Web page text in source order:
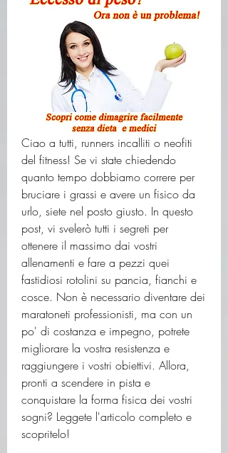
Ciao a tutti, runners incalliti o neofiti
del fitness! Se vi state chiedendo
quanto tempo dobbiamo correre per
bruciare i grassi e avere un fisico da
urlo, siete nel posto giusto. In questo
post, vi svelerò tutti i segreti per
ottenere il massimo dai vostri
allenamenti e fare a pezzi quei
fastidiosi rotolini su pancia, fianchi e
cosce. Non è necessario diventare dei
maratoneti professionisti, ma con un
po' di costanza e impegno, potrete
migliorare la vostra resistenza e
raggiungere i vostri obiettivi. Allora,
pronti a scendere in pista e
conquistare la forma fisica dei vostri
sogni? Leggete l'articolo completo e
scopritelo!